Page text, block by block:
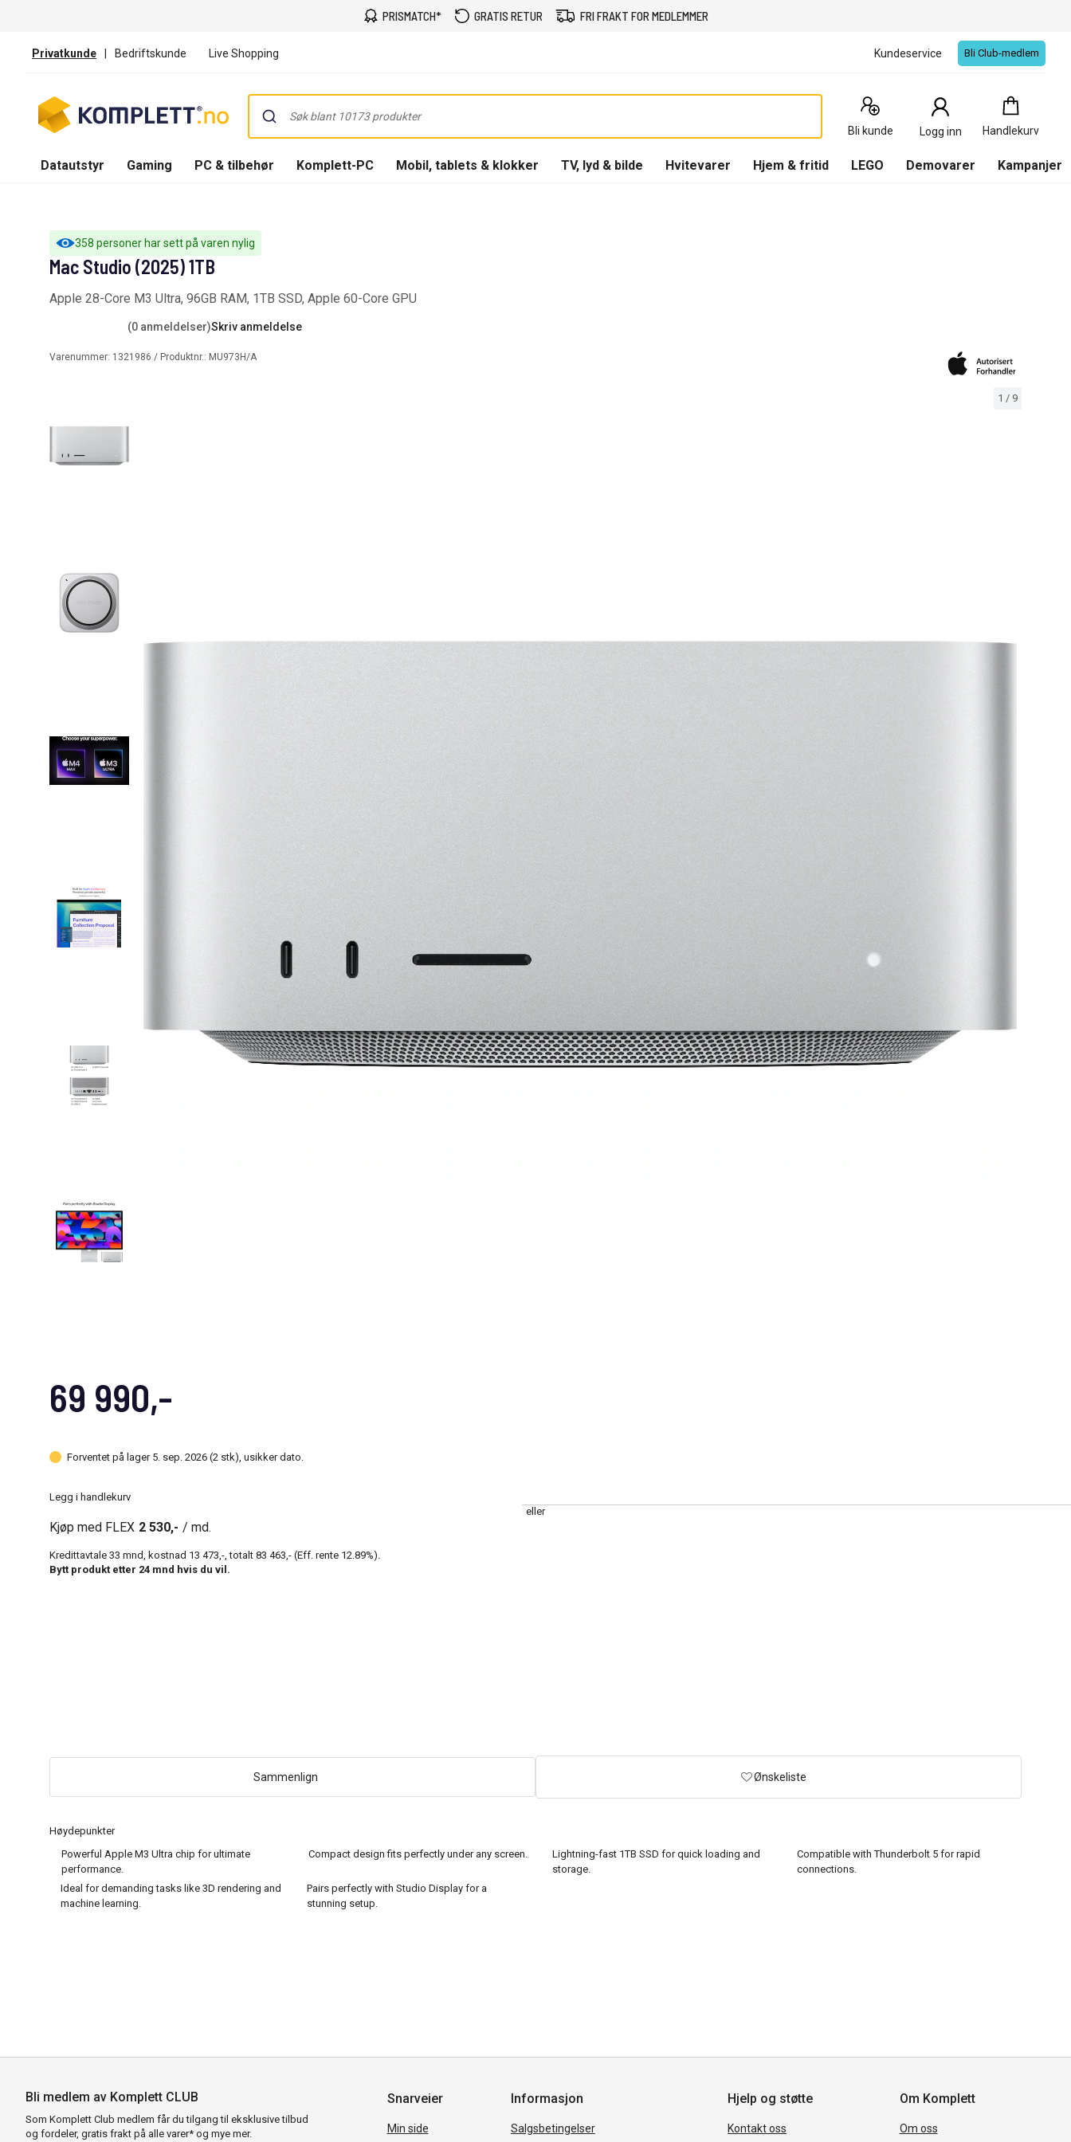
PRISMATCH* GRATIS RETUR FRI FRAKT FOR MEDLEMMER
Privatkunde | Bedriftskunde Live Shopping Kundeservice Bli Club-medlem
Bli kunde Logg inn Handlekurv
Handlekurv
0
Produkter
Datautstyr Gaming PC & tilbehør Komplett-PC Mobil, tablets & klokker TV, lyd & bilde Hvitevarer Hjem & fritid LEGO Demovarer Kampanjer
358 personer har sett på varen nylig
1 / 9
Høydepunkter
Powerful Apple M3 Ultra chip for ultimate
performance.
Compact design fits perfectly under any screen.
Lightning-fast 1TB SSD for quick loading and
storage.
Compatible with Thunderbolt 5 for rapid
connections.
Ideal for demanding tasks like 3D rendering and
machine learning.
Pairs perfectly with Studio Display for a
stunning setup.
Mac Studio (2025) 1TB
Apple 28-Core M3 Ultra, 96GB RAM, 1TB SSD, Apple 60-Core GPU
(0 anmeldelser)Skriv anmeldelse
Varenummer: 1321986 / Produktnr.: MU973H/A
69 990,-
Forventet på lager 5. sep. 2026 (2 stk), usikker dato.
Legg i handlekurv
eller
Kjøp med FLEX 2 530,- / md.
Kredittavtale 33 mnd, kostnad 13 473,- , totalt 83 463,- (Eff. rente 12.89%).
Bytt produkt etter 24 mnd hvis du vil.
Sammenlign Ønskeliste
Bli medlem av Komplett CLUB
Som Komplett Club medlem får du tilgang til eksklusive tilbud
og fordeler, gratis frakt på alle varer* og mye mer.
Snarveier
Min side
Informasjon
Salgsbetingelser
Hjelp og støtte
Kontakt oss
Om Komplett
Om oss